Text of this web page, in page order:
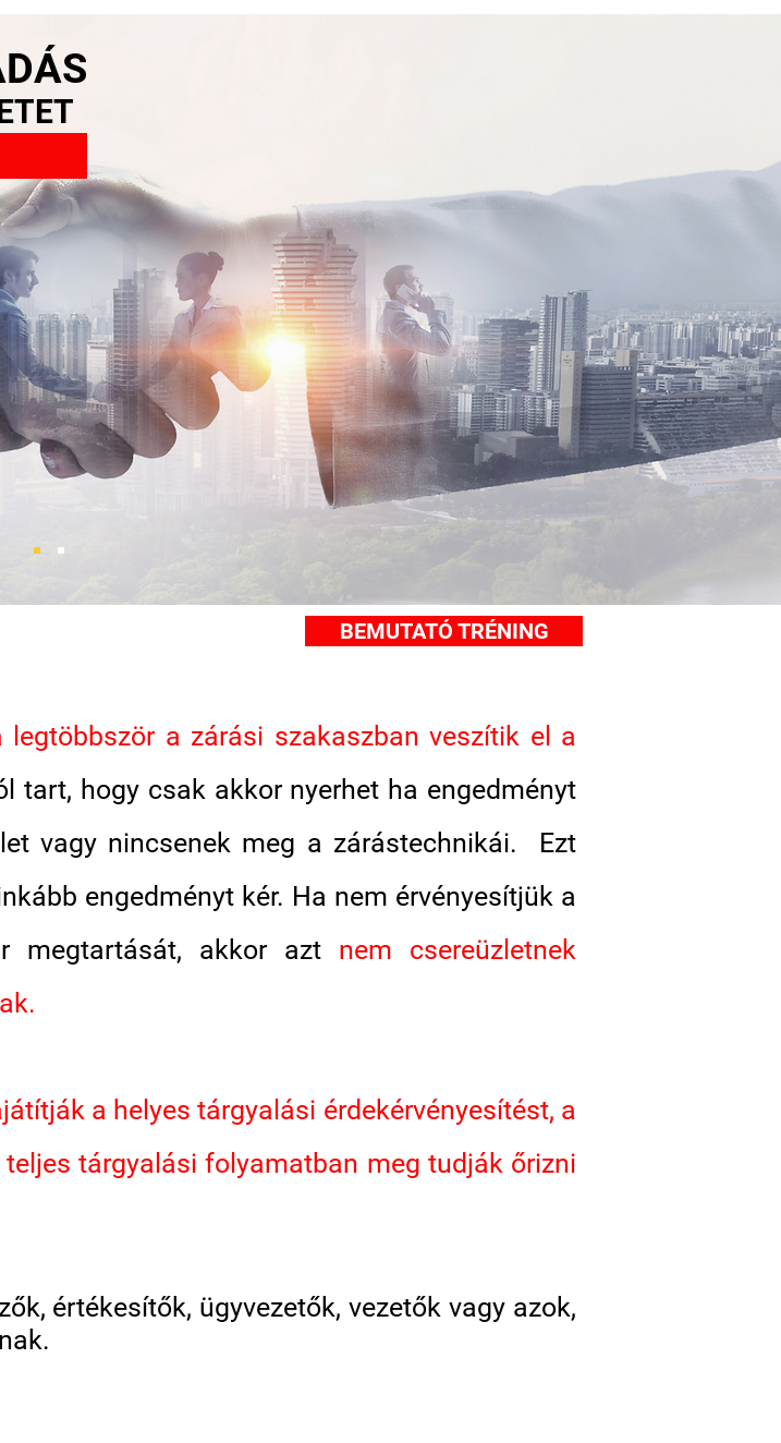
BEMUTATÓ TRÉNING
legtöbbször a zárási szakaszban veszítik el a
tart, hogy csak akkor nyerhet ha engedményt
vagy nincsenek meg a zárástechnikái. Ezt
engedményt kér. Ha nem érvényesítjük a
megtartását, akkor azt nem csereüzletnek
a helyes tárgyalási érdekérvényesítést, a
tárgyalási folyamatban meg tudják őrizni
értékesítők, ügyvezetők, vezetők vagy azok,